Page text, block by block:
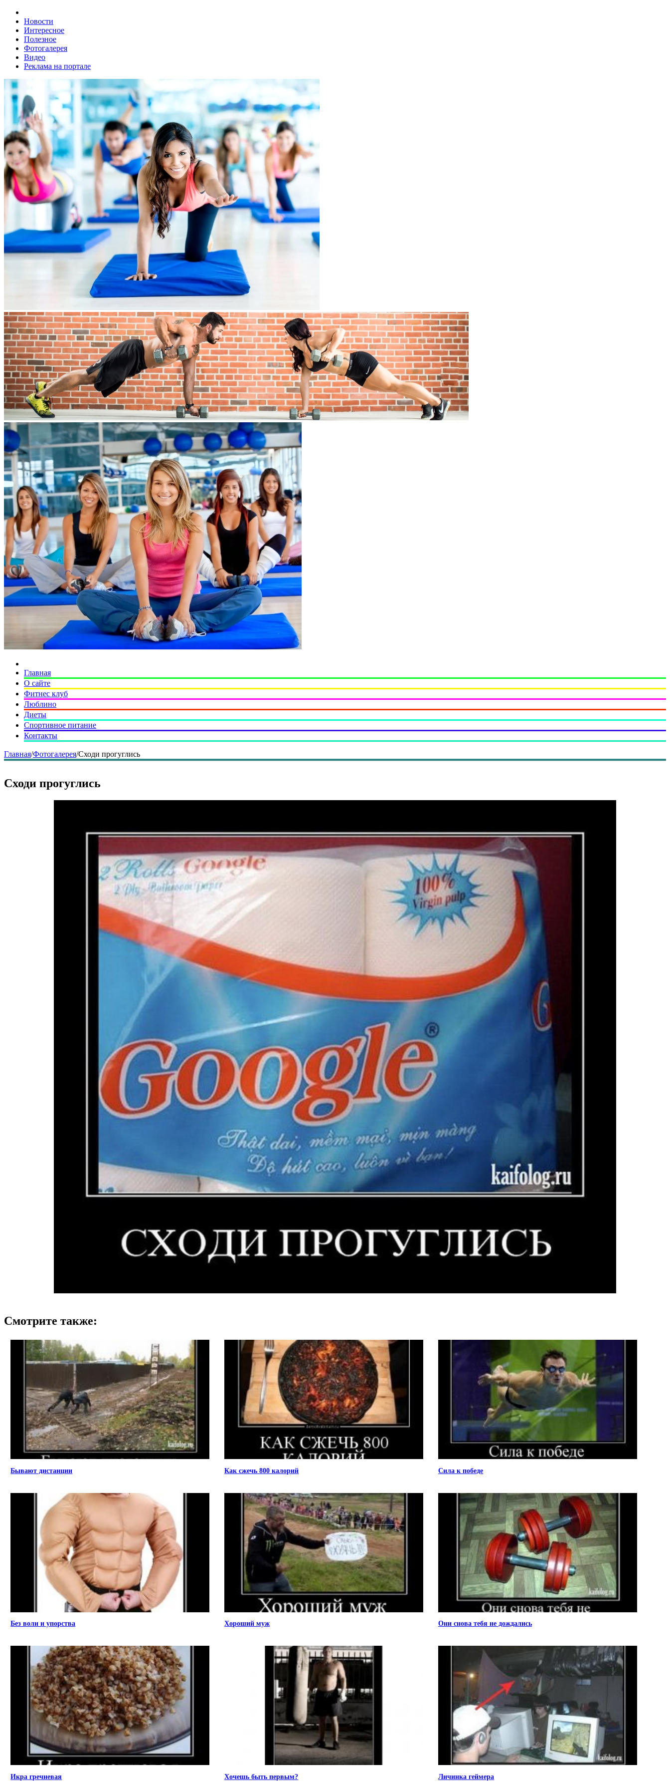
Новости
Интересное
Полезное
Фотогалерея
Видео
Реклама на портале
Главная
О сайте
Фитнес клуб
Люблино
Диеты
Спортивное питание
Контакты
Главная/Фотогалерея/Сходи прогуглись
Сходи прогуглись
Смотрите также:
Бывают дистанции Как сжечь 800 калорий Сила к победе
Без воли и упорства Хороший муж Они снова тебя не дождались
Икра гречневая Хочешь быть первым? Личинка геймера